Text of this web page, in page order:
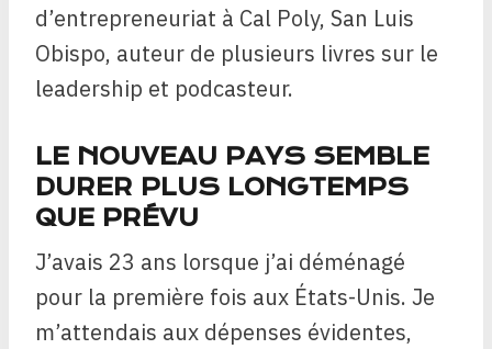
d’entrepreneuriat à Cal Poly, San Luis
Obispo, auteur de plusieurs livres sur le
leadership et podcasteur.
LE NOUVEAU PAYS SEMBLE
DURER PLUS LONGTEMPS
QUE PRÉVU
J’avais 23 ans lorsque j’ai déménagé
pour la première fois aux États-Unis. Je
m’attendais aux dépenses évidentes,